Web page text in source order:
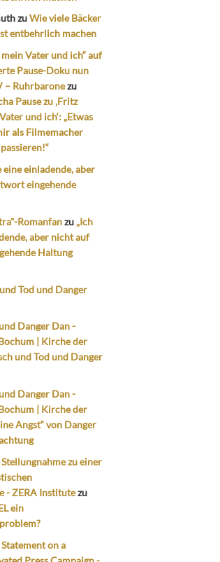
zuWie viele Bäcker
entbehrlich machen
Vater und ich“ auf
Pause-Doku nun
– Ruhrbaronezu
Pause zu ‚Fritz
und ich‘: „Etwas
als Filmemacher
eine einladende, aber
eingehende
Romanfanzu „Ich
aber nicht auf
Haltung
Tod und Danger
Danger Dan -
| Kirche der
und Tod und Danger
Danger Dan -
| Kirche der
Angst“ von Danger
zu einer
- ZERA Institutezu
ein
on a